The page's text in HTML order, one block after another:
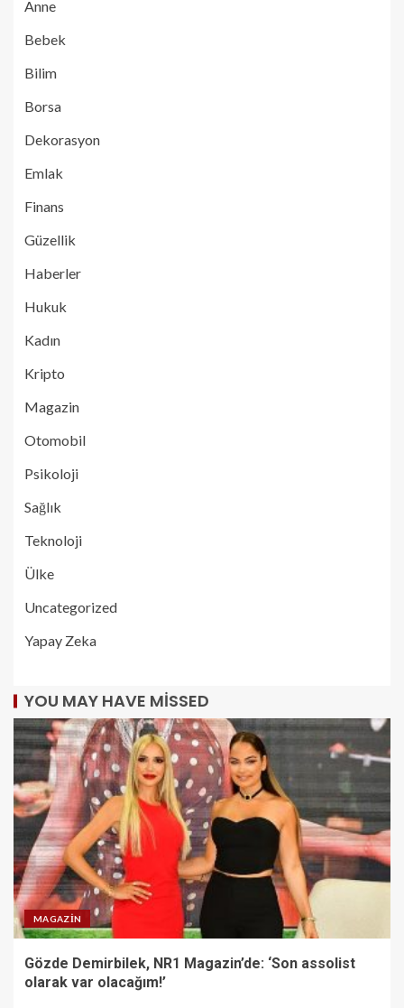
Anne
Bebek
Bilim
Borsa
Dekorasyon
Emlak
Finans
Güzellik
Haberler
Hukuk
Kadın
Kripto
Magazin
Otomobil
Psikoloji
Sağlık
Teknoloji
Ülke
Uncategorized
Yapay Zeka
YOU MAY HAVE MISSED
MAGAZIN
Gözde Demirbilek, NR1 Magazin’de: ‘Son assolist
olarak var olacağım!’